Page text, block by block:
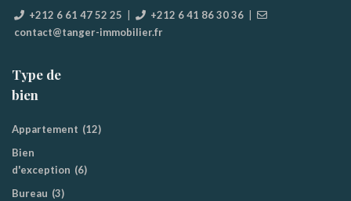
+212 6 61 47 52 25 +212 6 41 86 30 36
contact@tanger-immobilier.fr
Type de
bien
Appartement (12)
Bien
d'exception (6)
Bureau (3)